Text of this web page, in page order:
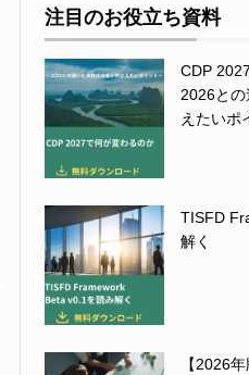
注目のお役立ち資料
CDP
2026との
えたい
TISFD
解く
【2026